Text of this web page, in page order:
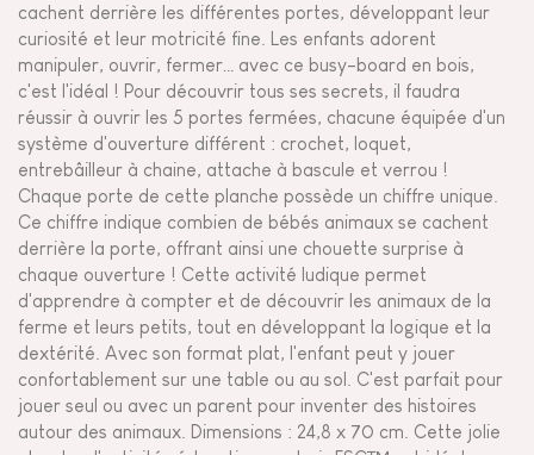
cachent derrière les différentes portes, développant leur
curiosité et leur motricité fine. Les enfants adorent
manipuler, ouvrir, fermer… avec ce busy-board en bois,
c'est l'idéal ! Pour découvrir tous ses secrets, il faudra
réussir à ouvrir les 5 portes fermées, chacune équipée d'un
système d'ouverture différent : crochet, loquet,
entrebâilleur à chaine, attache à bascule et verrou !
Chaque porte de cette planche possède un chiffre unique.
Ce chiffre indique combien de bébés animaux se cachent
derrière la porte, offrant ainsi une chouette surprise à
chaque ouverture ! Cette activité ludique permet
d'apprendre à compter et de découvrir les animaux de la
ferme et leurs petits, tout en développant la logique et la
dextérité. Avec son format plat, l'enfant peut y jouer
confortablement sur une table ou au sol. C'est parfait pour
jouer seul ou avec un parent pour inventer des histoires
autour des animaux. Dimensions : 24,8 x 70 cm. Cette jolie